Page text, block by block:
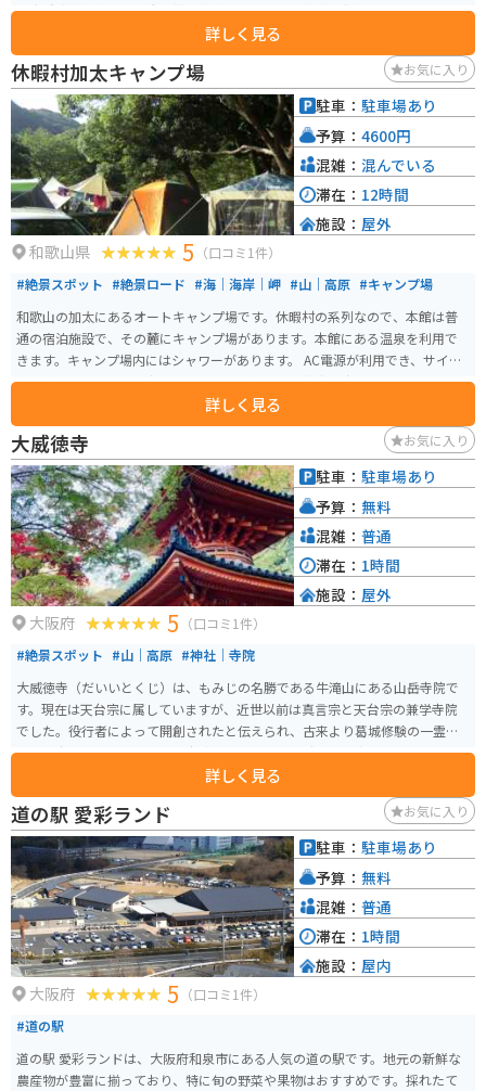
小出秀政が城主として大規模な改修を行い、城の姿が一新されました。江戸
時代に入ると岡部宣勝が城主となり、岡部氏が13代にわたり岸和田藩を統治
しました。この時期、地域の文化として「岸和田だんじり祭り」が始まった
と伝えられています。 天守閣は落雷により焼失しており、現在の天守閣は昭
和29年に建造された3層3階の天守です。天守閣に入るには大人300円が必要
ですが、城下を一望することができます。 岸和田城は、「猪伏山(いぶせやま)
ちきり城」や「ちぎり城」とも称される美しい城で、その名の由来は城の特
有の形状や地域の伝承にちなんでいます。大阪と和歌山を繋ぐ紀州街道の要
所に位置しており、その立地も岸和田城の重要性を物語っています。 岸和田
城庭園は、国指定名勝です。堀の外側を１周することができます。岸和田城は
観光施設として活用されており、ウエディングの会場としても利用されてい
ます。
詳しく見る
休暇村加太キャンプ場 お気に入り
和歌山県 5 （口コミ1件）
#絶景スポット #絶景ロード #海｜海岸｜岬 #山｜高原 #キャンプ場
和歌山の加太にあるオートキャンプ場です。休暇村の系列なので、本館は普
通の宿泊施設で、その麓にキャンプ場があります。本館にある温泉を利用で
きます。キャンプ場内にはシャワーがあります。 AC電源が利用でき、サイト
内に車を停めれます。夜にはキャンプ場内にある芝生の広場で星を眺めるこ
とができます。テニスコートもあり、海水浴場にも車で約4分です。
詳しく見る
駐車： 駐車場あり
予算： 4600円
混雑： 混んでいる
滞在： 12時間
施設： 屋外
大威徳寺 お気に入り
大阪府 5 （口コミ1件）
#絶景スポット #山｜高原 #神社｜寺院
大威徳寺（だいいとくじ）は、もみじの名勝である牛滝山にある山岳寺院で
す。現在は天台宗に属していますが、近世以前は真言宗と天台宗の兼学寺院
でした。役行者によって開創されたと伝えられ、古来より葛城修験の一霊場
として崇敬されてきました。寺院の境内には室町時代の多宝塔があり、これ
は国の重要文化財に指定されています。また、令和2年度の日本遺産に認定さ
れた「葛城修験」の10番経塚があります。 穴場スポットで、秋の紅葉シーズ
ンでもあまり混まず、赤や黄色に染まった紅葉などを楽しむことができます。
少し山を登ると滝がいくつかあり、迫力のある景色が楽しめます。足場が少
しごつごつしているので、スニーカーや歩きやすい靴で行くのがおすすめで
す。
詳しく見る
駐車： 駐車場あり
予算： 無料
混雑： 普通
滞在： 1時間
施設： 屋外
道の駅 愛彩ランド お気に入り
大阪府 5 （口コミ1件）
#道の駅
道の駅 愛彩ランドは、大阪府和泉市にある人気の道の駅です。地元の新鮮な
農産物が豊富に揃っており、特に旬の野菜や果物はおすすめです。採れたて
駐車： 駐車場あり
予算： 無料
混雑： 普通
滞在： 1時間
施設： 屋内